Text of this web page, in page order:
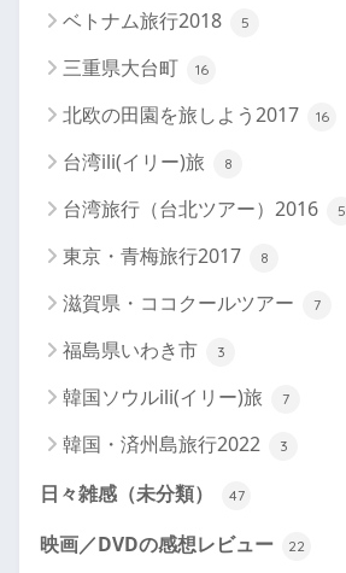
ベトナム旅行2018 5
三重県大台町 16
北欧の田園を旅しよう2017 16
台湾ili(イリー)旅 8
台湾旅行（台北ツアー）2016 5
東京・青梅旅行2017 8
滋賀県・ココクールツアー 7
福島県いわき市 3
韓国ソウルili(イリー)旅 7
韓国・済州島旅行2022 3
日々雑感（未分類） 47
映画／DVDの感想レビュー 22